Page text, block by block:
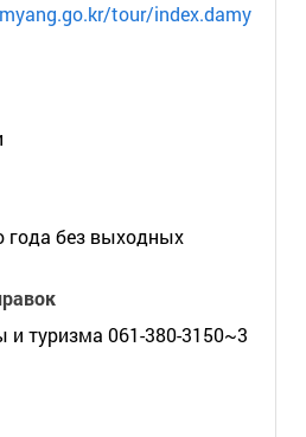
tour/index.damy
года без выходных
и туризма 061-380-3150~3